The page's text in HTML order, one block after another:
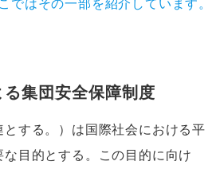
ではその一部を紹介しています。
集団安全保障制度
とする。）は国際社会における平
目的とする。この目的に向け